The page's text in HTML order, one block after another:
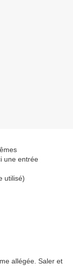
une entrée
utilisé)
allégée. Saler et